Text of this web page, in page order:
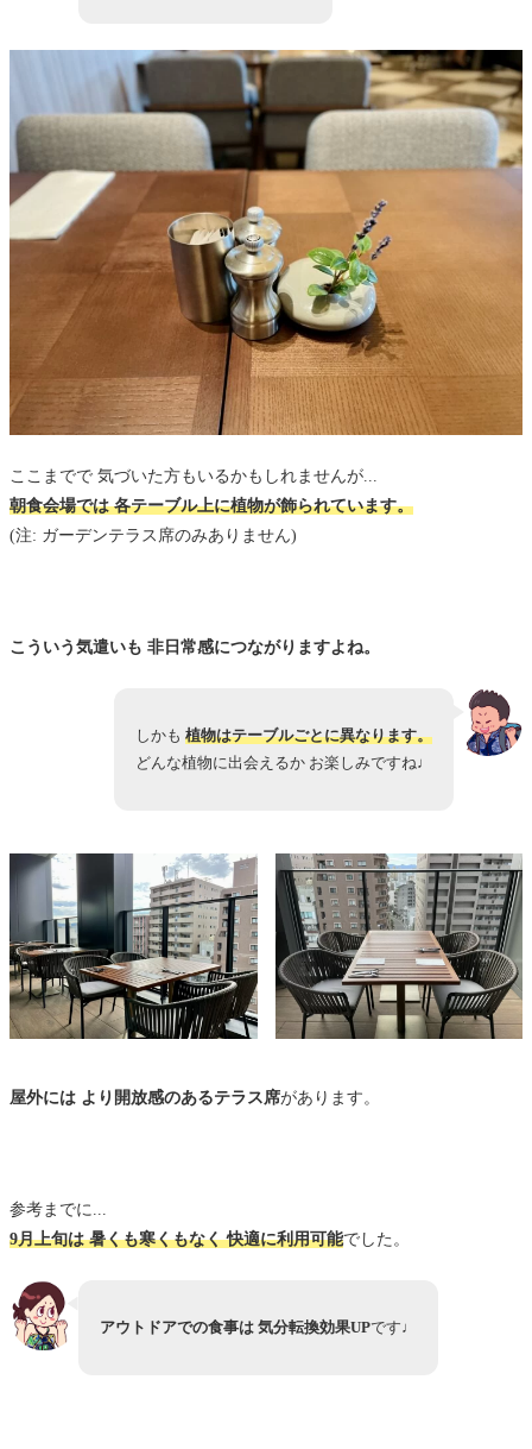
ここまでで 気づいた方もいるかもしれませんが...
朝食会場では 各テーブル上に植物が飾られています。
(注: ガーデンテラス席のみありません)
こういう気遣いも 非日常感につながりますよね。
しかも植物はテーブルごとに異なります。
どんな植物に出会えるか お楽しみですね♩
屋外には より開放感のあるテラス席があります。
参考までに...
9月上旬は 暑くも寒くもなく 快適に利用可能でした。
アウトドアでの食事は 気分転換効果UPです♩